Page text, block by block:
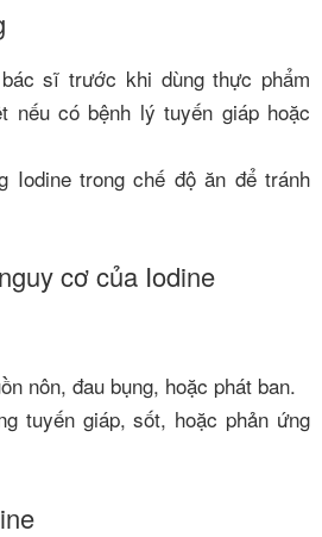
sĩ trước khi dùng thực phẩm
nếu có bệnh lý tuyến giáp hoặc
Iodine trong chế độ ăn để tránh
cơ của Iodine
nôn, đau bụng, hoặc phát ban.
tuyến giáp, sốt, hoặc phản ứng